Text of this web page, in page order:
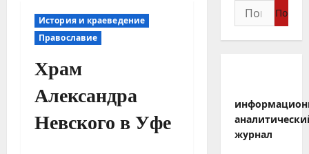
История и краеведение
Православие
Храм
Александра
Невского в Уфе
Найти:
журнал